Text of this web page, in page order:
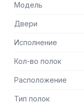
так и снизу.
нагрузка на полку
Модель
Двери
Исполнение
Кол-во полок
Расположение
Тип полок